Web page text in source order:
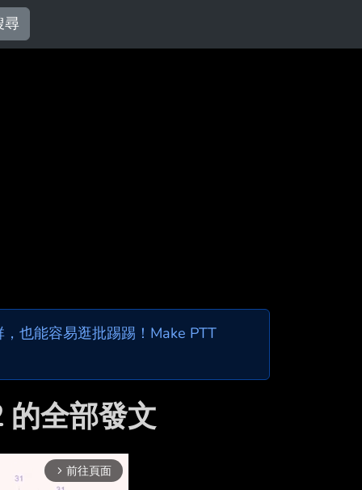
尋
也能容易逛批踢踢！Make PTT
全部發文
arrow_forward_ios 前往頁面